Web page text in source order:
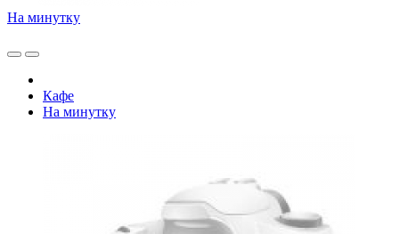
На минутку
Кафе
На минутку